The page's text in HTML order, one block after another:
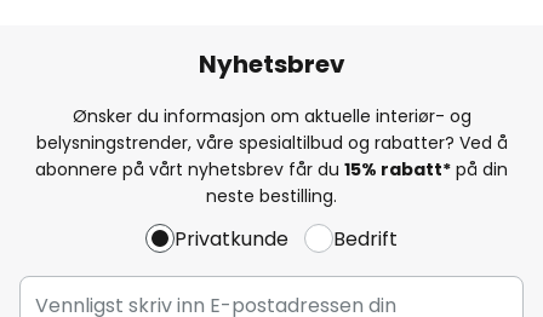
Nyhetsbrev
Ønsker du informasjon om aktuelle interiør- og
belysningstrender, våre spesialtilbud og rabatter? Ved å
abonnere på vårt nyhetsbrev får du 15% rabatt* på din
neste bestilling.
Privatkunde Bedrift